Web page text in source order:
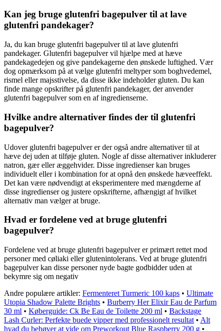
Kan jeg bruge glutenfri bagepulver til at lave
glutenfri pandekager?
Ja, du kan bruge glutenfri bagepulver til at lave glutenfri
pandekager. Glutenfri bagepulver vil hjælpe med at hæve
pandekagedejen og give pandekagerne den ønskede luftighed. Vær
dog opmærksom på at vælge glutenfri meltyper som boghvedemel,
rismel eller majsstivelse, da disse ikke indeholder gluten. Du kan
finde mange opskrifter på glutenfri pandekager, der anvender
glutenfri bagepulver som en af ingredienserne.
Hvilke andre alternativer findes der til glutenfri
bagepulver?
Udover glutenfri bagepulver er der også andre alternativer til at
hæve dej uden at tilføje gluten. Nogle af disse alternativer inkluderer
natron, gær eller æggehvider. Disse ingredienser kan bruges
individuelt eller i kombination for at opnå den ønskede hæveeffekt.
Det kan være nødvendigt at eksperimentere med mængderne af
disse ingredienser og justere opskrifterne, afhængigt af hvilket
alternativ man vælger at bruge.
Hvad er fordelene ved at bruge glutenfri
bagepulver?
Fordelene ved at bruge glutenfri bagepulver er primært rettet mod
personer med cøliaki eller glutenintolerans. Ved at bruge glutenfri
bagepulver kan disse personer nyde bagte godbidder uden at
bekymre sig om negativ
Andre populære artikler: Fermenteret Turmeric 100 kaps • Ultimate
Utopia Shadow Palette Brights • Burberry Her Elixir Eau de Parfum
30 ml • Køberguide: Ck Be Eau de Toilette 200 ml • Backstage
Lash Curler: Perfekte buede vipper med professionelt resultat • Alt
hvad du behøver at vide om Preworkout Blue Raspberry 200 g •